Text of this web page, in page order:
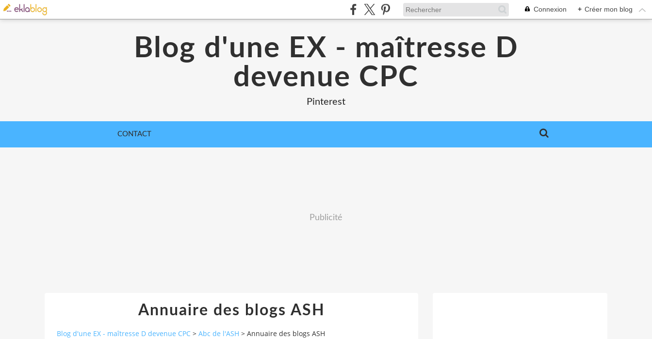
Connexion + Créer mon blog
Blog d'une EX - maîtresse D
devenue CPC
Pinterest
CONTACT
Publicité
Annuaire des blogs ASH
Blog d'une EX - maîtresse D devenue CPC > Abc de l'ASH > Annuaire des blogs ASH